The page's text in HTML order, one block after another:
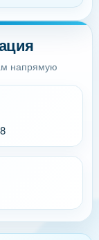
напрямую